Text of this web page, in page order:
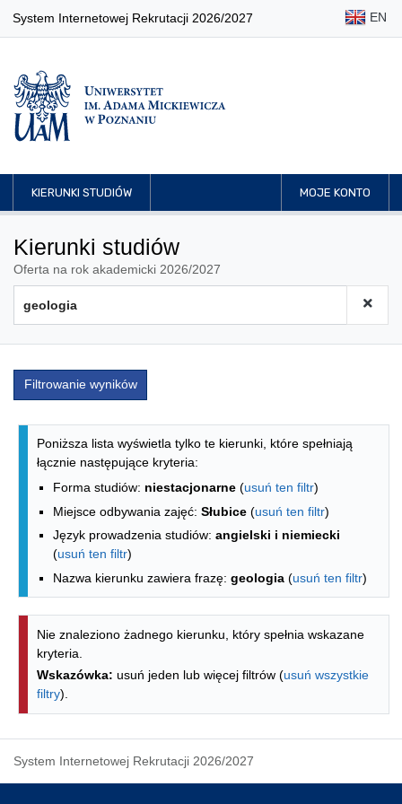
System Internetowej Rekrutacji 2026/2027 EN
KIERUNKI STUDIÓW MOJE KONTO
Kierunki studiów
Oferta na rok akademicki 2026/2027
Filtrowanie wyników
Lista kierunków - indeks alfabetyczny
Poniższa lista wyświetla tylko te kierunki, które spełniają
łącznie następujące kryteria:
Forma studiów: niestacjonarne (usuń ten filtr)
Miejsce odbywania zajęć: Słubice (usuń ten filtr)
Język prowadzenia studiów: angielski i niemiecki
(usuń ten filtr)
Nazwa kierunku zawiera frazę: geologia (usuń ten filtr)
Nie znaleziono żadnego kierunku, który spełnia wskazane
kryteria.
Wskazówka: usuń jeden lub więcej filtrów (usuń wszystkie
filtry).
System Internetowej Rekrutacji 2026/2027